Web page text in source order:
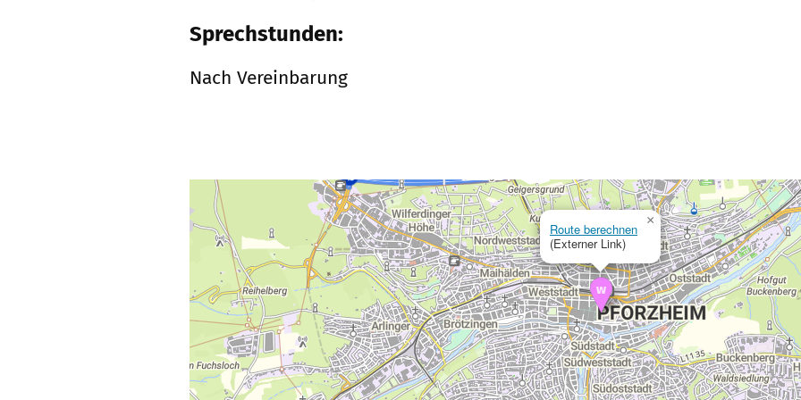
Sprechstunden:
Nach Vereinbarung
Route berechnen
(Externer Link)
×